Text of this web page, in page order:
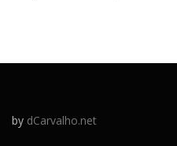
by dCarvalho.net